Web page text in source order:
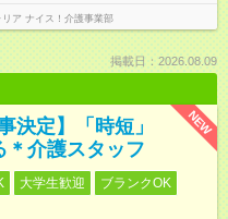
ア ナイス！介護事業部
掲載日：2026.08.09
NEW
決定】「時短」
＊介護スタッフ
大学生歓迎
ブランクOK